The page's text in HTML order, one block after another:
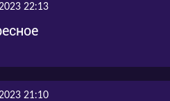
22:13
21:10